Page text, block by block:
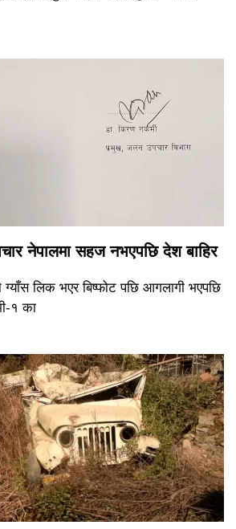
नेपालमा सहज नभएपछि देश बाहिर
लिक भएर बिष्फोट पछि आगलागी भएपछि
१ का